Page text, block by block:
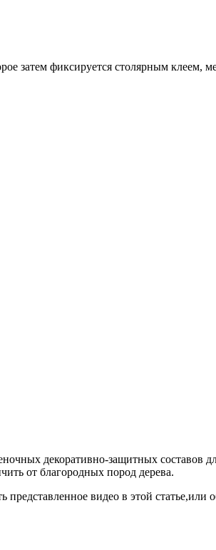
затем фиксируется столярным клеем,
декоративно-защитных составов
от благородных пород дерева.
видео в этой статье,или